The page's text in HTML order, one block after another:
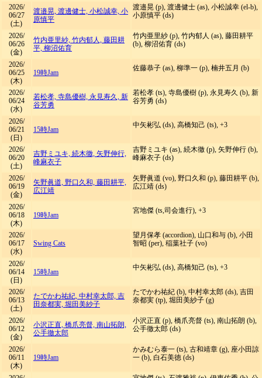
2026/
06/27
(土)
渡邉晃, 渡邊健士, 小松誠幸, 小
原慎平
渡邉晃 (p), 渡邊健士 (as), 小松誠幸 (el-b),
小原慎平 (ds)
2026/
06/26
(金)
竹内亜里紗, 竹内郁人, 藤田耕
平, 柳沼佑育
竹内亜里紗 (p), 竹内郁人 (as), 藤田耕平
(b), 柳沼佑育 (ds)
2026/
06/25
(木)
19時Jam
佐藤恭子 (as), 柳準一 (p), 楠井五月 (b)
2026/
06/24
(水)
若松孝, 寺島優樹, 永見寿久, 新
谷芳勇
若松孝 (ts), 寺島優樹 (p), 永見寿久 (b), 新
谷芳勇 (ds)
2026/
06/21
(日)
15時Jam
中矢彬弘 (ds), 高橋知己 (ts), +3
2026/
06/20
(土)
吉野ミユキ, 続木徹, 矢野伸行,
峰麻衣子
吉野ミユキ (as), 続木徹 (p), 矢野伸行 (b),
峰麻衣子 (ds)
2026/
06/19
(金)
矢野眞道, 野口久和, 藤田耕平,
広江靖
矢野眞道 (vo), 野口久和 (p), 藤田耕平 (b),
広江靖 (ds)
2026/
06/18
(木)
19時Jam
宮地傑 (ts,司会進行), +3
2026/
06/17
(水)
Swing Cats
望月保孝 (accordion), 山口和与 (b), 小田
智昭 (per), 稲葉社子 (vo)
2026/
06/14
(日)
15時Jam
中矢彬弘 (ds), 高橋知己 (ts), +3
2026/
06/13
(土)
たでかわ祐紀, 中村幸太郎, 吉
田奈都実, 堀田美紗子
たでかわ祐紀 (b), 中村幸太郎 (ds), 吉田
奈都実 (tp), 堀田美紗子 (g)
2026/
06/12
(金)
小沢正直, 橋爪亮督, 南山拓朗,
公手徹太郎
小沢正直 (p), 橋爪亮督 (ts), 南山拓朗 (b),
公手徹太郎 (ds)
2026/
06/11
(木)
19時Jam
かみむら泰一 (ts), 古和靖章 (g), 座小田諒
一 (b), 白石美徳 (ds)